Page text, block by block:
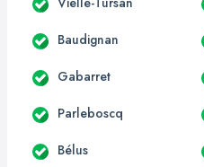
Baudignan
Gabarret
Parleboscq
Bélus